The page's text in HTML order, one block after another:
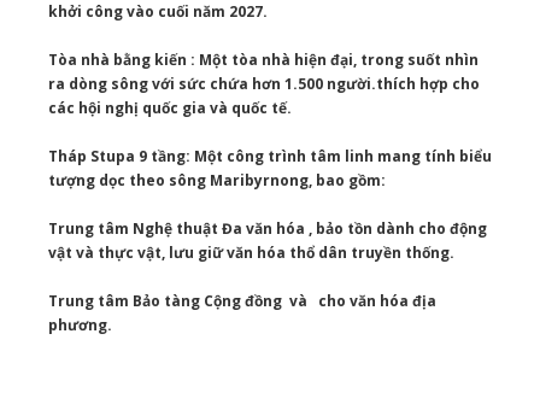
khởi công vào cuối năm 2027.
Tòa nhà bằng kiến : Một tòa nhà hiện đại, trong suốt nhìn
ra dòng sông với sức chứa hơn 1.500 người.thích hợp cho
các hội nghị quốc gia và quốc tế.
Tháp Stupa 9 tầng: Một công trình tâm linh mang tính biểu
tượng dọc theo sông Maribyrnong, bao gồm:
Trung tâm Nghệ thuật Đa văn hóa , bảo tồn dành cho động
vật và thực vật, lưu giữ văn hóa thổ dân truyền thống.
Trung tâm Bảo tàng Cộng đồng và cho văn hóa địa
phương.